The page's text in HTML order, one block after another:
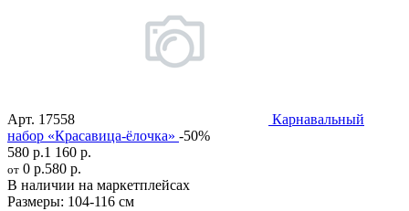
Арт. 17558
Карнавальный
набор «Красавица-ёлочка» -50%
580 р.1 160 р.
от 0 р.580 р.
В наличии на маркетплейсах
Размеры: 104-116 см